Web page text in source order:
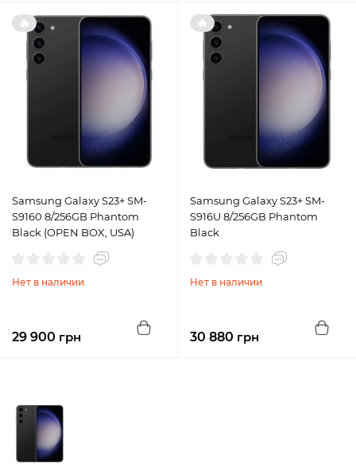
🔥
Samsung Galaxy S23+ SM-
S9160 8/256GB Phantom
Black (OPEN BOX, USA)
Нет в наличии
29 900 грн
🔥
Samsung Galaxy S23+ SM-
S916U 8/256GB Phantom
Black
Нет в наличии
30 880 грн